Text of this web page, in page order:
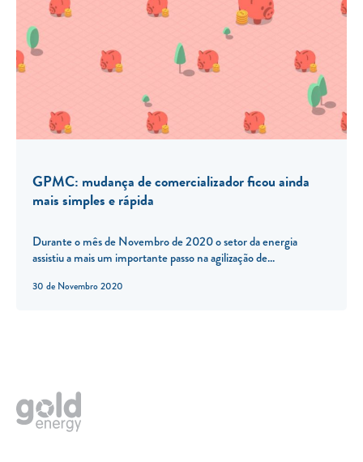
30 de Novembro 2020
GPMC: mudança de comercializador ficou ainda
mais simples e rápida
Durante o mês de Novembro de 2020 o setor da energia
assistiu a mais um importante passo na agilização de...